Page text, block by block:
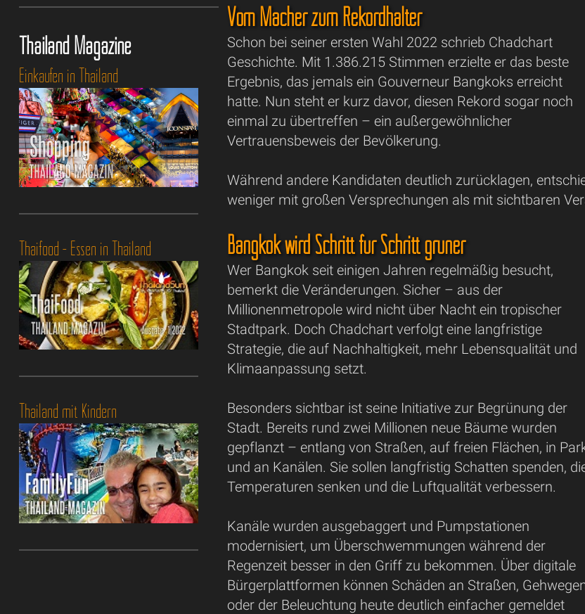
Vom Macher zum Rekordhalter
Schon bei seiner ersten Wahl 2022 schrieb Chadchart
Geschichte. Mit 1.386.215 Stimmen erzielte er das beste
Ergebnis, das jemals ein Gouverneur Bangkoks erreicht
hatte. Nun steht er kurz davor, diesen Rekord sogar noch
einmal zu übertreffen – ein außergewöhnlicher
Vertrauensbeweis der Bevölkerung.
Während andere Kandidaten deutlich zurücklagen,
weniger mit großen Versprechungen als mit sichtbaren
Bangkok wird Schritt für Schritt grüner
Wer Bangkok seit einigen Jahren regelmäßig besucht,
bemerkt die Veränderungen. Sicher – aus der
Millionenmetropole wird nicht über Nacht ein tropischer
Stadtpark. Doch Chadchart verfolgt eine langfristige
Strategie, die auf Nachhaltigkeit, mehr Lebensqualität und
Klimaanpassung setzt.
Besonders sichtbar ist seine Initiative zur Begrünung der
Stadt. Bereits rund zwei Millionen neue Bäume wurden
gepflanzt – entlang von Straßen, auf freien Flächen, in
und an Kanälen. Sie sollen langfristig Schatten spenden,
Temperaturen senken und die Luftqualität verbessern.
Kanäle wurden ausgebaggert und Pumpstationen
modernisiert, um Überschwemmungen während der
Regenzeit besser in den Griff zu bekommen. Über digitale
Bürgerplattformen können Schäden an Straßen,
oder der Beleuchtung heute deutlich einfacher gemeldet
Thailand Magazine
Einkaufen in Thailand
Thaifood - Essen in Thailand
Thailand mit Kindern